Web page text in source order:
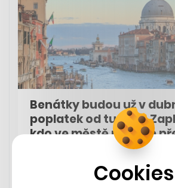
Benátky budou už v
poplatek od turistů.
kdo ve městě nebude
SÁRA GOLDBERGEROVÁCookies